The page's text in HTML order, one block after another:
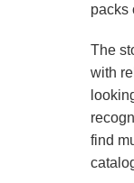
packs
The
with
find